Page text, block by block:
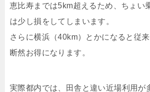
恵比寿までは5km超えるため、ちょい
は少し損をしてしまいます。
さらに横浜（40km）とかになると従
断然お得になります。
実際都内では、田舎と違い近場利用が